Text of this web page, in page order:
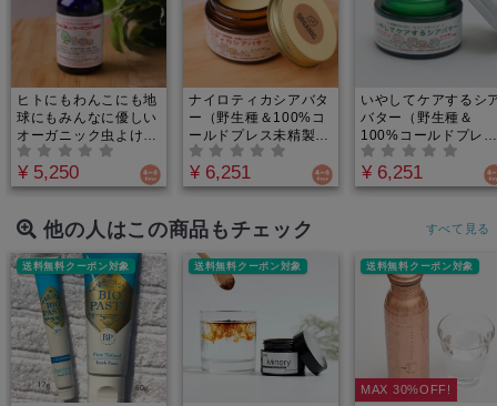
ヒトにもわんこにも地
球にもみんなに優しい
オーガニック虫よけ
（15ml／希釈タイ
プ）|ヒトと動物のア
ロマセラピストが協力
蚊 ハチを天然成分で
追い払う100％オーガ
ニック精油だけの虫よ
け
¥ 5,250
ナイロティカシアバタ
ー（野生種＆100%コ
ールドプレス未精製／
28.34g）｜オーガニ
ックより希少価値が高
い！野生植物の生命力
ー。食品として食べら
れるグレードで、愛す
るわんちゃんの足裏・
肉球ケアにも！ 舐め
ても安心の優しさ！
¥ 6,251
いやしてケアするシ
バター（野生種＆
100%コールドプレス
未精製／28.34g）｜
ナイロティカシアバ
ー＆オーガニックハ
ただれの早期リカバ
んの肉球ケアや舐め
しにも使えます
¥ 6,251
他の人はこの商品もチェック すべて見る
送料無料クーポン対象 送料無料クーポン対象
MAX 30%OFF!
送料無料クーポン対象